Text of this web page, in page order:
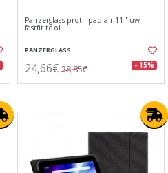
Panzerglass prot. ipad air 11" uw
fastfit tool
PANZERGLASS
24,66€ 28,85€ - 15%